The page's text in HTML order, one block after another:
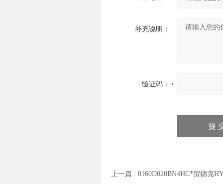
补充说明：
验证码：
上一篇 : 0160D020BN4HC*贺德克